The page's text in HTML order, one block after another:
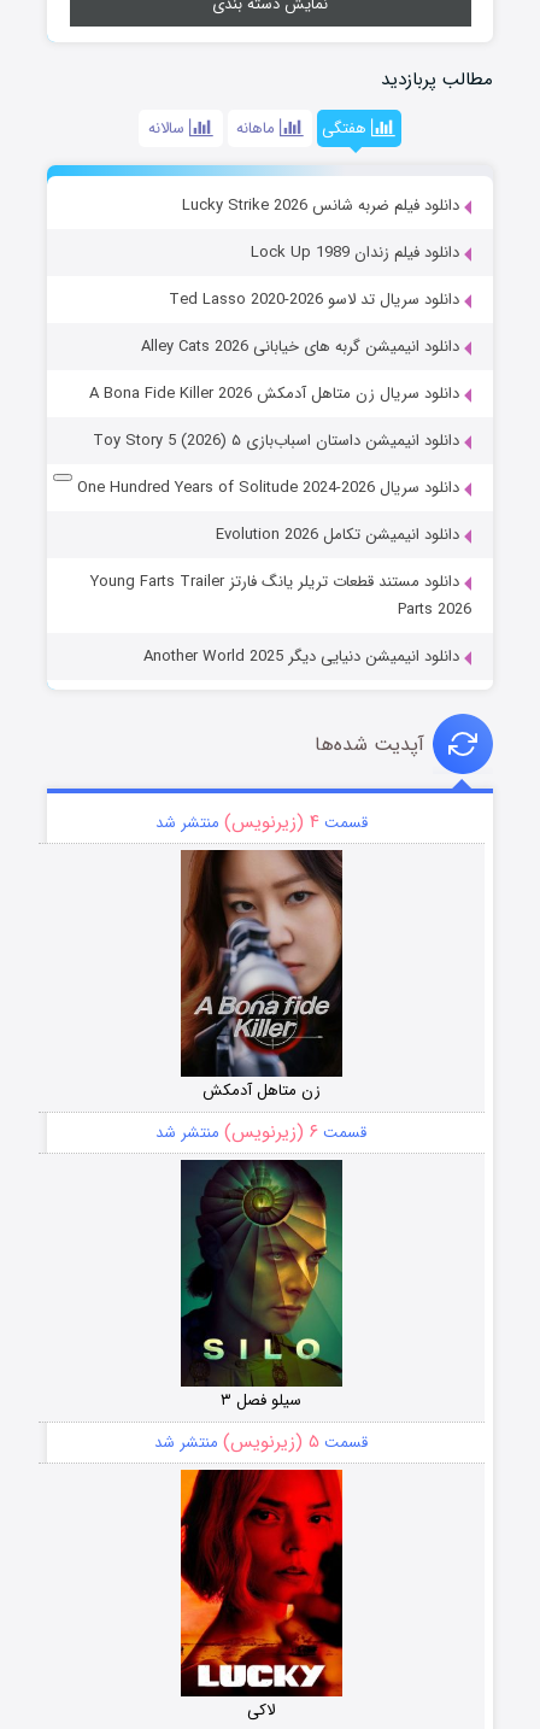
مطالب پربازدید
هفتگی ماهانه سالانه
دانلود فیلم ضربه شانس Lucky Strike 2026
دانلود فیلم زندان Lock Up 1989
دانلود سریال تد لاسو Ted Lasso 2020-2026
دانلود انیمیشن گربه های خیابانی Alley Cats 2026
دانلود سریال زن متاهل آدمکش A Bona Fide Killer 2026
دانلود انیمیشن داستان اسباب‌بازی ۵ Toy Story 5 (2026)
دانلود سریال One Hundred Years of Solitude 2024-2026
دانلود انیمیشن تکامل Evolution 2026
دانلود مستند قطعات تریلر یانگ فارتز Young Farts Trailer
Parts 2026
دانلود انیمیشن دنیایی دیگر Another World 2025
آپدیت شده‌ها
قسمت۴ (زیرنویس) منتشر شد
زن متاهل آدمکش
قسمت ۶ (زیرنویس) منتشر شد
سیلو فصل ۳
قسمت ۵ (زیرنویس) منتشر شد
لاکی